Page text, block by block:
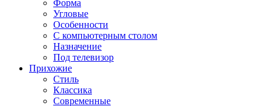
Форма
Угловые
Особенности
С компьютерным столом
Назначение
Под телевизор
Прихожие
Стиль
Классика
Современные